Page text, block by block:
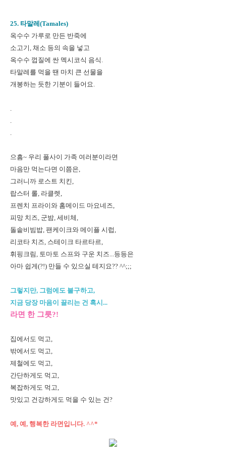
25. 타말레(Tamales)
옥수수 가루로 만든 반죽에
소고기, 채소 등의 속을 넣고
옥수수 껍질에 싼 멕시코식 음식.
타말레를 먹을 땐 마치 큰 선물을
개봉하는 듯한 기분이 들어요.
으흠~ 우리 풀사이 가족 여러분이라면
마음만 먹는다면 이쯤은,
그러니까 로스트 치킨,
랍스터 롤, 라클렛,
프렌치 프라이와 홈메이드 마요네즈,
피망 치즈, 군밤, 세비체,
돌솥비빔밥, 팬케이크와 메이플 시럽,
리코타 치즈, 스테이크 타르타르,
휘핑크림, 토마토 스프와 구운 치즈...등등은
아마 쉽게(?!) 만들 수 있으실 테지요?? ^^;;;
그렇지만, 그럼에도 불구하고,
지금 당장 마음이 끌리는 건 혹시...
라면 한 그릇?!
집에서도 먹고,
밖에서도 먹고,
제철에도 먹고,
간단하게도 먹고,
복잡하게도 먹고,
맛있고 건강하게도 먹을 수 있는 건?
예, 예, 행복한 라면입니다. ^^*